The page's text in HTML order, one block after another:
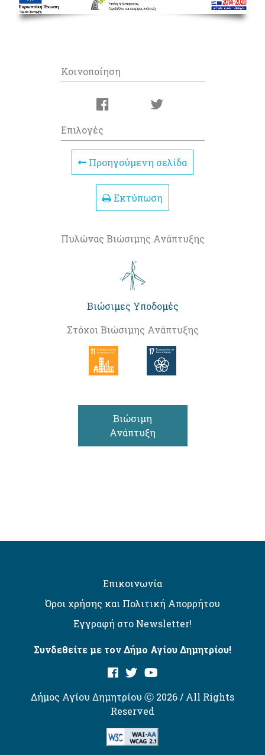
Κοινοποίηση
Επιλογές
Προηγούμενη σελίδα
Εκτύπωση
Πυλώνας Βιώσιμης Ανάπτυξης
Βιώσιμες Υποδομές
Στόχοι Βιώσιμης Ανάπτυξης
Βιώσιμη
Ανάπτυξη
Επικοινωνία
Όροι χρήσης και Πολιτική Απορρήτου
Εγγραφή στο Newsletter!
Συνδεθείτε με τον Δήμο Αγίου Δημητρίου!
Δήμος Αγίου Δημητρίου Ⓒ 2026 / All Rights
Reserved